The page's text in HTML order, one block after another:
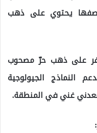
يحتوي على ذهب
على ذهب حرّ مصحوب
النماذج الجيولوجية
غني في المنطقة.